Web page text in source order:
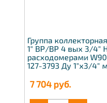
Группа
1" ВР/ВР 4 вых 3/4"
расходомерами
127-3793 Ду 1"х3/4"
7 704руб.